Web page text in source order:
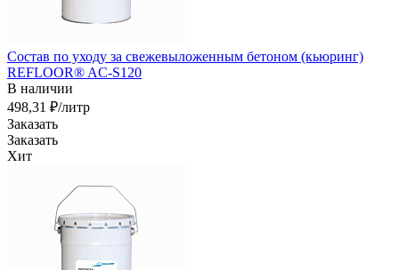
Состав по уходу за свежевыложенным бетоном (кьюринг)
REFLOOR® AC-S120
В наличии
498,31 ₽/литр
Заказать
Заказать
Хит